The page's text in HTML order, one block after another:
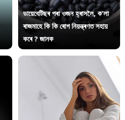
ডায়েবেটিছৰ পৰা ওজন হ্ৰাসলৈ, ক’লা
ৰাজমাহে কি কি ৰোগ নিয়ন্ত্ৰণত সহায়
কৰে ? জানক